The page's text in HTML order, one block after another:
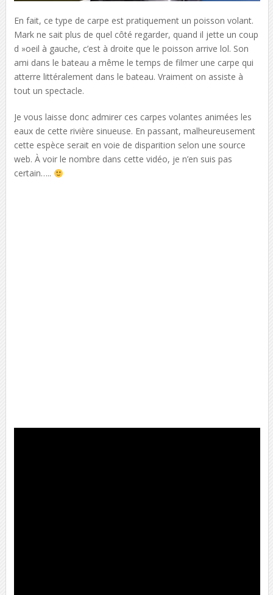
En fait, ce type de carpe est pratiquement un poisson volant.
Mark ne sait plus de quel côté regarder, quand il jette un coup
d »oeil à gauche, c’est à droite que le poisson arrive lol. Son
ami dans le bateau a même le temps de filmer une carpe qui
atterre littéralement dans le bateau. Vraiment on assiste à
tout un spectacle.
Je vous laisse donc admirer ces carpes volantes animées les
eaux de cette rivière sinueuse. En passant, malheureusement
cette espèce serait en voie de disparition selon une source
web. À voir le nombre dans cette vidéo, je n’en suis pas
certain…..